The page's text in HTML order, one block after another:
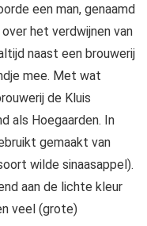
een man, genaamd
het verdwijnen van
naast een brouwerij
mee. Met wat
de Kluis
als Hoegaarden. In
gemaakt van
wilde sinaasappel).
aan de lichte kleur
veel (grote)